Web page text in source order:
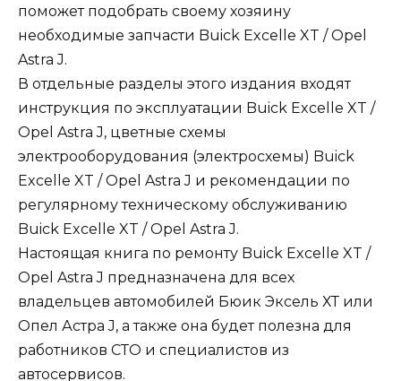
поможет подобрать своему хозяину
необходимые запчасти Buick Excelle XT / Opel
Astra J.
В отдельные разделы этого издания входят
инструкция по эксплуатации Buick Excelle XT /
Opel Astra J, цветные схемы
электрооборудования (электросхемы) Buick
Excelle XT / Opel Astra J и рекомендации по
регулярному техническому обслуживанию
Buick Excelle XT / Opel Astra J.
Настоящая книга по ремонту Buick Excelle XT /
Opel Astra J предназначена для всех
владельцев автомобилей Бюик Эксель ХТ или
Опел Астра J, а также она будет полезна для
работников СТО и специалистов из
автосервисов.